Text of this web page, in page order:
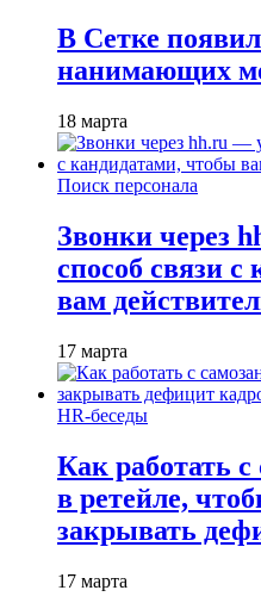
В Сетке
нанимающих
18 марта
Поиск персонала
Звонки через
способ связи
вам
17 марта
HR-беседы
Как работать
в ретейле,
закрывать
17 марта